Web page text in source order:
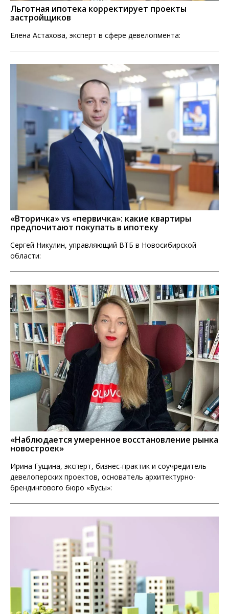
Льготная ипотека корректирует проекты
застройщиков
Елена Астахова, эксперт в сфере девелопмента:
«Вторичка» vs «первичка»: какие квартиры
предпочитают покупать в ипотеку
Сергей Никулин, управляющий ВТБ в Новосибирской
области:
«Наблюдается умеренное восстановление рынка
новостроек»
Ирина Гущина, эксперт, бизнес-практик и соучредитель
девелоперских проектов, основатель архитектурно-
брендингового бюро «Бусы»: